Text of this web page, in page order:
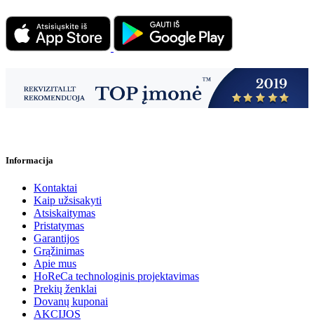
Informacija
Kontaktai
Kaip užsisakyti
Atsiskaitymas
Pristatymas
Garantijos
Grąžinimas
Apie mus
HoReCa technologinis projektavimas
Prekių ženklai
Dovanų kuponai
AKCIJOS